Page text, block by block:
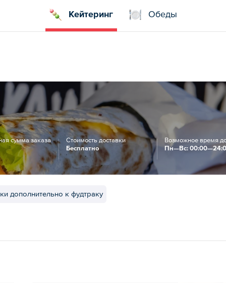
Кейтеринг Обеды
сумма заказа
Стоимость доставки
Бесплатно
Возможное время
Пн—Вс:
дополнительно к фудтраку